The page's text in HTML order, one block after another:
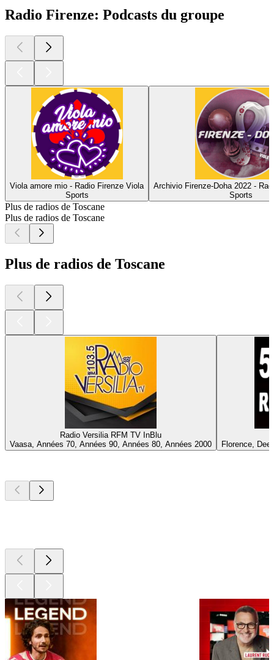
Radio Firenze: Podcasts du groupe
Viola amore mio - Radio Firenze Viola
Sports
Archivio Firenze-Doha 2022 -
Sports
Plus de radios de Toscane
Plus de radios de Toscane
Plus de radios de Toscane
Radio Versilia RFM TV InBlu
Vaasa, Années 70, Années 90, Années 80, Années 2000
Florence,